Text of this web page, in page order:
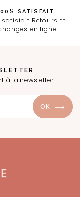
SATISFAIT
satisfait Retours et
en ligne
à la newsletter
OK